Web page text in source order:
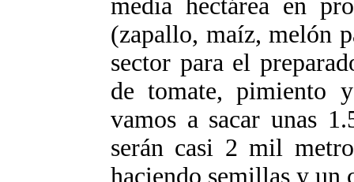
media hectárea en
(zapallo, maíz, melón
sector para el
de tomate, pimiento
vamos a sacar unas
serán casi 2 mil
haciendo semillas y un